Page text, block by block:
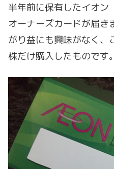
半年前に保有したイオ
オーナーズカードが届き
がり益にも興味がなく
株だけ購入したものです。